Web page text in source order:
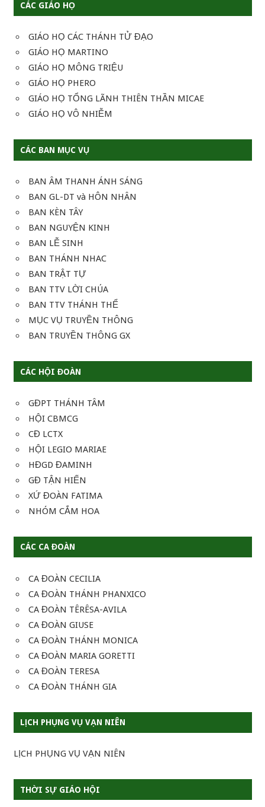
CÁC GIÁO HỌ
GIÁO HỌ CÁC THÁNH TỬ ĐẠO
GIÁO HỌ MARTINO
GIÁO HỌ MÔNG TRIỆU
GIÁO HỌ PHERO
GIÁO HỌ TỔNG LÃNH THIÊN THẦN MICAE
GIÁO HỌ VÔ NHIỄM
CÁC BAN MỤC VỤ
BAN ÂM THANH ÁNH SÁNG
BAN GL-DT và HÔN NHÂN
BAN KÈN TÂY
BAN NGUYỆN KINH
BAN LỄ SINH
BAN THÁNH NHAC
BAN TRẬT TỰ
BAN TTV LỜI CHÚA
BAN TTV THÁNH THỂ
MỤC VỤ TRUYỀN THÔNG
BAN TRUYỀN THÔNG GX
CÁC HỘI ĐOÀN
GĐPT THÁNH TÂM
HỘI CBMCG
CĐ LCTX
HỘI LEGIO MARIAE
HĐGD ĐAMINH
GĐ TẬN HIẾN
XỨ ĐOÀN FATIMA
NHÓM CẮM HOA
CÁC CA ĐOÀN
CA ĐOÀN CECILIA
CA ĐOÀN THÁNH PHANXICO
CA ĐOÀN TÊRÊSA-AVILA
CA ĐOÀN GIUSE
CA ĐOÀN THÁNH MONICA
CA ĐOÀN MARIA GORETTI
CA ĐOÀN TERESA
CA ĐOÀN THÁNH GIA
LỊCH PHỤNG VỤ VẠN NIÊN
LỊCH PHỤNG VỤ VẠN NIÊN
THỜI SỰ GIÁO HỘI